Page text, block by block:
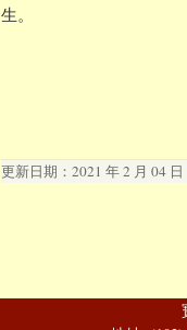
生。
更新日期：2021 年 2 月 04 日